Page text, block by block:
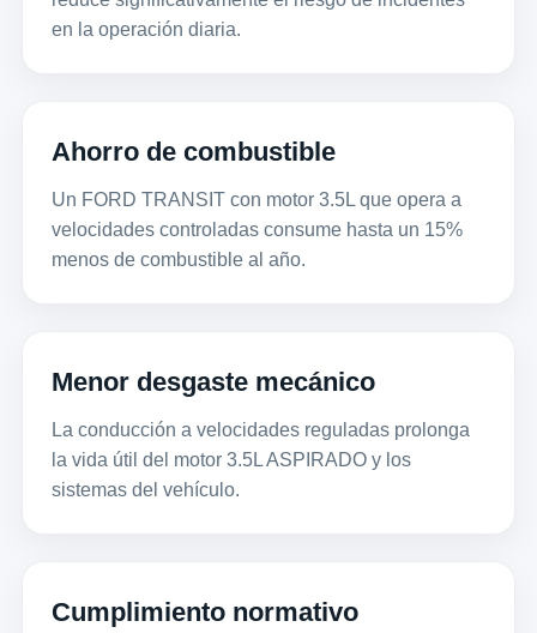
en la operación diaria.
Ahorro de combustible
Un FORD TRANSIT con motor 3.5L que opera a
velocidades controladas consume hasta un 15%
menos de combustible al año.
Menor desgaste mecánico
La conducción a velocidades reguladas prolonga
la vida útil del motor 3.5L ASPIRADO y los
sistemas del vehículo.
Cumplimiento normativo